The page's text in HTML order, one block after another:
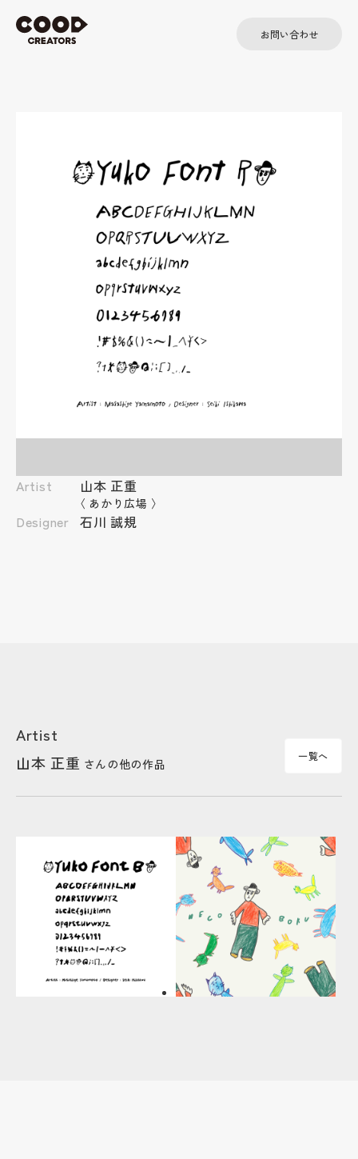
お問い合わせ
Artist 山本 正重
〈 あかり広場 〉
Designer 石川 誠規
Artist
山本 正重 さんの他の作品
一覧へ